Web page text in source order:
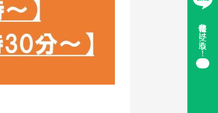
移住情報を受け取る！